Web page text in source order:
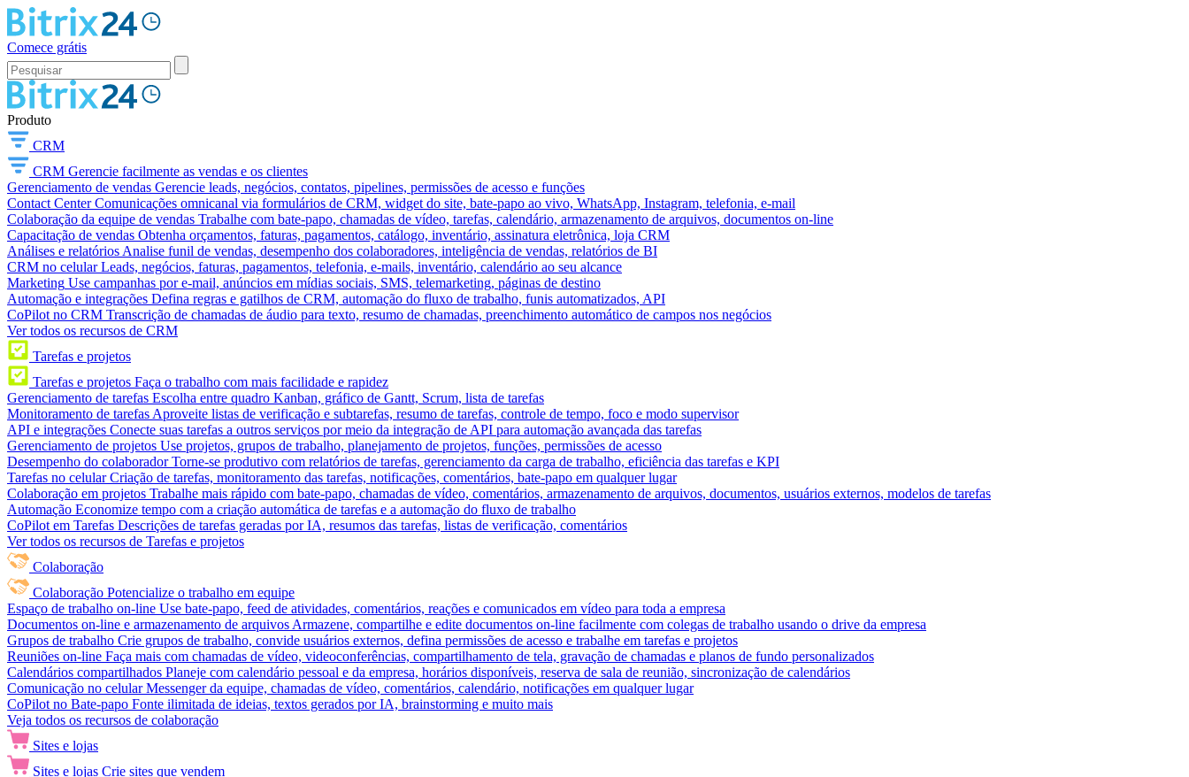
Comece grátis
Produto
CRM
CRM Gerencie facilmente as vendas e os clientes
Gerenciamento de vendas Gerencie leads, negócios, contatos, pipelines, permissões de acesso e funções
Contact Center Comunicações omnicanal via formulários de CRM, widget do site, bate-papo ao vivo, WhatsApp, Instagram, telefonia, e-mail
Colaboração da equipe de vendas Trabalhe com bate-papo, chamadas de vídeo, tarefas, calendário, armazenamento de arquivos, documentos on-line
Capacitação de vendas Obtenha orçamentos, faturas, pagamentos, catálogo, inventário, assinatura eletrônica, loja CRM
Análises e relatórios Analise funil de vendas, desempenho dos colaboradores, inteligência de vendas, relatórios de BI
CRM no celular Leads, negócios, faturas, pagamentos, telefonia, e-mails, inventário, calendário ao seu alcance
Marketing Use campanhas por e-mail, anúncios em mídias sociais, SMS, telemarketing, páginas de destino
Automação e integrações Defina regras e gatilhos de CRM, automação do fluxo de trabalho, funis automatizados, API
CoPilot no CRM Transcrição de chamadas de áudio para texto, resumo de chamadas, preenchimento automático de campos nos negócios
Ver todos os recursos de CRM
Tarefas e projetos
Tarefas e projetos Faça o trabalho com mais facilidade e rapidez
Gerenciamento de tarefas Escolha entre quadro Kanban, gráfico de Gantt, Scrum, lista de tarefas
Monitoramento de tarefas Aproveite listas de verificação e subtarefas, resumo de tarefas, controle de tempo, foco e modo supervisor
API e integrações Conecte suas tarefas a outros serviços por meio da integração de API para automação avançada das tarefas
Gerenciamento de projetos Use projetos, grupos de trabalho, planejamento de projetos, funções, permissões de acesso
Desempenho do colaborador Torne-se produtivo com relatórios de tarefas, gerenciamento da carga de trabalho, eficiência das tarefas e KPI
Tarefas no celular Criação de tarefas, monitoramento das tarefas, notificações, comentários, bate-papo em qualquer lugar
Colaboração em projetos Trabalhe mais rápido com bate-papo, chamadas de vídeo, comentários, armazenamento de arquivos, documentos, usuários externos, modelos de tarefas
Automação Economize tempo com a criação automática de tarefas e a automação do fluxo de trabalho
CoPilot em Tarefas Descrições de tarefas geradas por IA, resumos das tarefas, listas de verificação, comentários
Ver todos os recursos de Tarefas e projetos
Colaboração
Colaboração Potencialize o trabalho em equipe
Espaço de trabalho on-line Use bate-papo, feed de atividades, comentários, reações e comunicados em vídeo para toda a empresa
Documentos on-line e armazenamento de arquivos Armazene, compartilhe e edite documentos on-line facilmente com colegas de trabalho usando o drive da empresa
Grupos de trabalho Crie grupos de trabalho, convide usuários externos, defina permissões de acesso e trabalhe em tarefas e projetos
Reuniões on-line Faça mais com chamadas de vídeo, videoconferências, compartilhamento de tela, gravação de chamadas e planos de fundo personalizados
Calendários compartilhados Planeje com calendário pessoal e da empresa, horários disponíveis, reserva de sala de reunião, sincronização de calendários
Comunicação no celular Messenger da equipe, chamadas de vídeo, comentários, calendário, notificações em qualquer lugar
CoPilot no Bate-papo Fonte ilimitada de ideias, textos gerados por IA, brainstorming e muito mais
Veja todos os recursos de colaboração
Sites e lojas
Sites e lojas Crie sites que vendem